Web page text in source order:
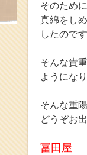
そのため
真綿をし
したのです
そんな貴
ようにな
そんな重
どうぞお
冨田屋